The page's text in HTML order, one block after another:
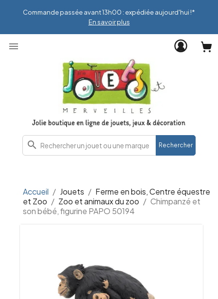
Commande passée avant 13h00 : expédiée aujourd'hui !*
En savoir plus

search Rechercher
Accueil Jouets
Ferme en bois, Centre équestre
et Zoo
Zoo et animaux du zoo
Chimpanzé et
son bébé, figurine PAPO 50194